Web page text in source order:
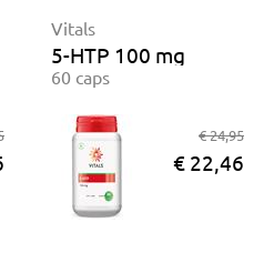
Vitals
5-HTP 100 mg
60 caps
€ 24,95
€ 22,46